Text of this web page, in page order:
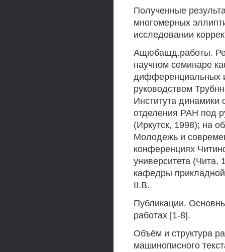
Полученные
многомерных
исследовании
Ащюбащд.работы.
научном семинаре
дифференциальных
руководством
Института динамики
отделения РАН под
(Иркутск, 1998); на
Молодежь и
конференциях
университета (Чита,
кафедры
II.В.
Публикации.
работах [1-8].
Объём и структура
машинописного